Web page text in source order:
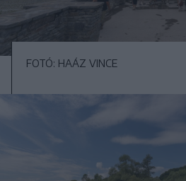
FOTÓ: HAÁZ VINCE